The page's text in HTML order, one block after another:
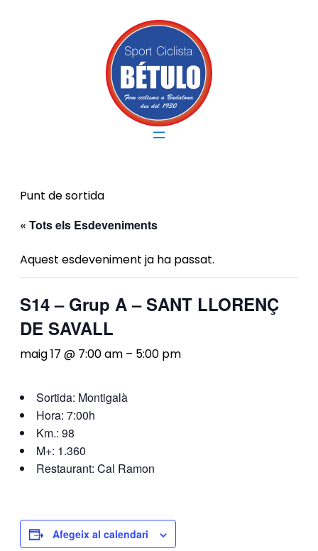
Punt de sortida
« Tots els Esdeveniments
Aquest esdeveniment ja ha passat.
S14 – Grup A – SANT LLORENÇ
DE SAVALL
maig 17 @ 7:00 am – 5:00 pm
Sortida: Montigalà
Hora: 7:00h
Km.: 98
M+: 1.360
Restaurant: Cal Ramon
Afegeix al calendari